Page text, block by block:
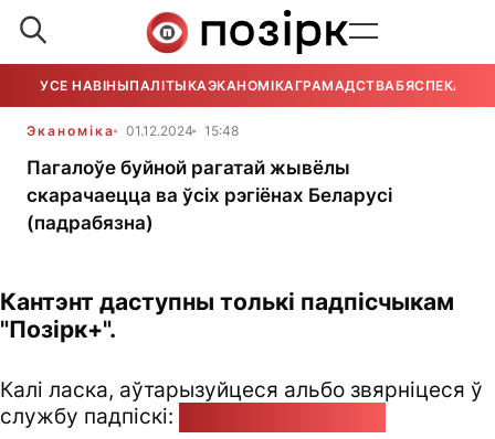
УСЕ НАВІНЫПАЛІТЫКАЭКАНОМІКАГРАМАДСТВАБЯСПЕКА
Эканоміка 01.12.2024 15:48
Пагалоўе буйной рагатай жывёлы
скарачаецца ва ўсіх рэгіёнах Беларусі
(падрабязна)
Кантэнт даступны толькі падпісчыкам
"Позірк+".
Калі ласка, аўтарызуйцеся альбо звярніцеся ў
службу падпіскі: